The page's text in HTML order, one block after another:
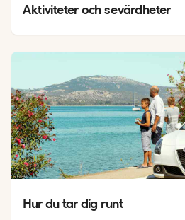
Aktiviteter och sevärdheter
Hur du tar dig runt